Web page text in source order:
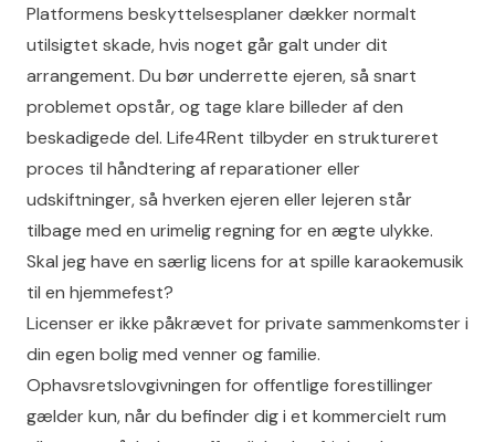
Platformens beskyttelsesplaner dækker normalt
utilsigtet skade, hvis noget går galt under dit
arrangement. Du bør underrette ejeren, så snart
problemet opstår, og tage klare billeder af den
beskadigede del. Life4Rent tilbyder en struktureret
proces til håndtering af reparationer eller
udskiftninger, så hverken ejeren eller lejeren står
tilbage med en urimelig regning for en ægte ulykke.
Skal jeg have en særlig licens for at spille karaokemusik
til en hjemmefest?
Licenser er ikke påkrævet for private sammenkomster i
din egen bolig med venner og familie.
Ophavsretslovgivningen for offentlige forestillinger
gælder kun, når du befinder dig i et kommercielt rum